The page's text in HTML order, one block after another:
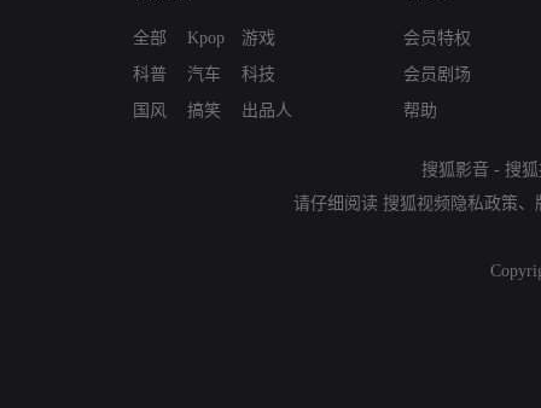
全部
科普
国风
Kpop
汽车
搞笑
游戏
科技
出品人
会员特权
会员剧场
帮助
搜狐影音 - 搜
请仔细阅读 搜狐视频隐私政策、